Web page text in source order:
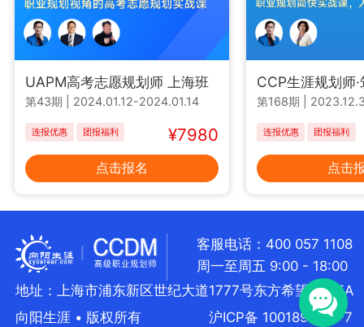
UAPM高考志愿规划师 上海班
第43期 2024.01.12-2024.01.14
连报优惠 团报福利 ¥7980
点击报名
CCP生涯规划师
第168期
连报优惠 团报福利
点击
客服电话：400 057 1108
周一至周五 9:00 - 18:00
地址：上海市浦东新区世纪大道1777号东方希望大厦5A
向阳生涯 • 版权所有
沪ICP备 10018957号-7